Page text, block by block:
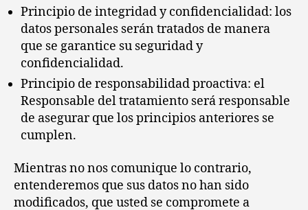
Principio de integridad y confidencialidad: los
datos personales serán tratados de manera
que se garantice su seguridad y
confidencialidad.
Principio de responsabilidad proactiva: el
Responsable del tratamiento será responsable
de asegurar que los principios anteriores se
cumplen.
Mientras no nos comunique lo contrario,
entenderemos que sus datos no han sido
modificados, que usted se compromete a